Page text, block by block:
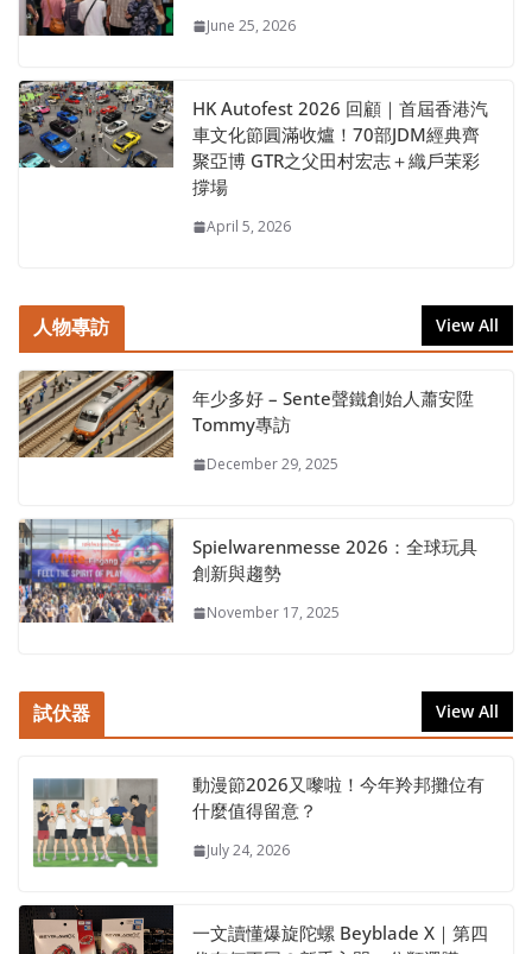
June 25, 2026
HK Autofest 2026 回顧｜首屆香港汽
車文化節圓滿收爐！70部JDM經典齊
聚亞博 GTR之父田村宏志＋織戶茉彩
撐場
April 5, 2026
人物專訪 View All
年少多好 – Sente聲鐵創始人蕭安陞
Tommy專訪
December 29, 2025
Spielwarenmesse 2026：全球玩具
創新與趨勢
November 17, 2025
試伏器 View All
動漫節2026又嚟啦！今年羚邦攤位有
什麼值得留意？
July 24, 2026
一文讀懂爆旋陀螺 Beyblade X｜第四